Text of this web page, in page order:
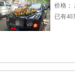
价格：
已有